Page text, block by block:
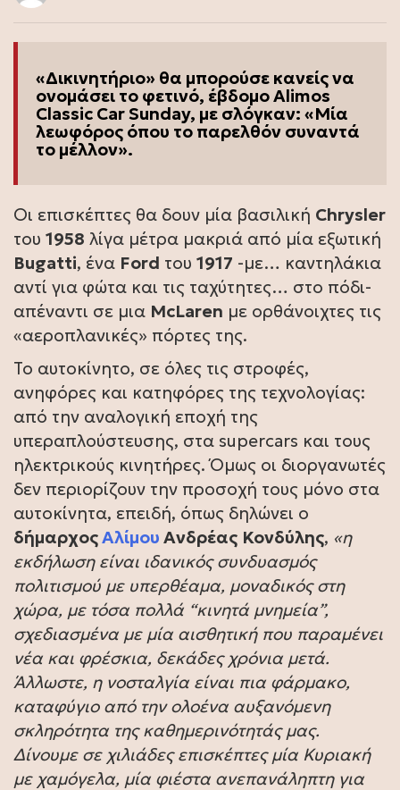
«Δικινητήριο» θα μπορούσε κανείς να
ονομάσει το φετινό, έβδομο Alimos
Classic Car Sunday, με σλόγκαν: «Μία
λεωφόρος όπου το παρελθόν συναντά
το μέλλον».
Οι επισκέπτες θα δουν μία βασιλική Chrysler
του 1958 λίγα μέτρα μακριά από μία εξωτική
Bugatti, ένα Ford του 1917 -με… καντηλάκια
αντί για φώτα και τις ταχύτητες… στο πόδι-
απέναντι σε μια McLaren με ορθάνοιχτες τις
«αεροπλανικές» πόρτες της.
Το αυτοκίνητο, σε όλες τις στροφές,
ανηφόρες και κατηφόρες της τεχνολογίας:
από την αναλογική εποχή της
υπεραπλούστευσης, στα supercars και τους
ηλεκτρικούς κινητήρες. Όμως οι διοργανωτές
δεν περιορίζουν την προσοχή τους μόνο στα
αυτοκίνητα, επειδή, όπως δηλώνει ο
δήμαρχοςΑλίμου Ανδρέας Κονδύλης, «η
εκδήλωση είναι ιδανικός συνδυασμός
πολιτισμού με υπερθέαμα, μοναδικός στη
χώρα, με τόσα πολλά “κινητά μνημεία”,
σχεδιασμένα με μία αισθητική που παραμένει
νέα και φρέσκια, δεκάδες χρόνια μετά.
Άλλωστε, η νοσταλγία είναι πια φάρμακο,
καταφύγιο από την ολοένα αυξανόμενη
σκληρότητα της καθημερινότητάς μας.
Δίνουμε σε χιλιάδες επισκέπτες μία Κυριακή
με χαμόγελα, μία φιέστα ανεπανάληπτη για